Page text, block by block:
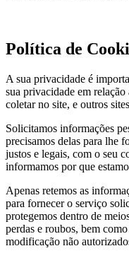
Política de
A sua privacidade é
sua privacidade em
coletar no site, e outros
Solicitamos informações
precisamos delas para lhe
justos e legais, com o seu
informamos por que
Apenas retemos as
para fornecer o serviço
protegemos dentro de
perdas e roubos, bem
modificação não